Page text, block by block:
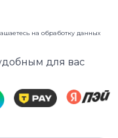
на обработку данных
для вас